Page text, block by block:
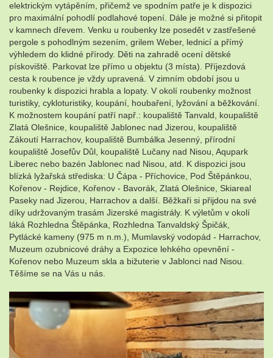
elektrickým vytápěním, přičemž ve spodním patře je k dispozici
pro maximální pohodlí podlahové topení. Dále je možné si přitopit
v kamnech dřevem. Venku u roubenky lze posedět v zastřešené
pergole s pohodlným sezením, grilem Weber, lednicí a přímý
výhledem do klidné přírody. Děti na zahradě ocení dětské
pískoviště. Parkovat lze přímo u objektu (3 místa). Příjezdová
cesta k roubence je vždy upravená. V zimním období jsou u
roubenky k dispozici hrabla a lopaty. V okolí roubenky možnost
turistiky, cykloturistiky, koupání, houbaření, lyžování a běžkování.
K možnostem koupání patří např.: koupaliště Tanvald, koupaliště
Zlatá Olešnice, koupaliště Jablonec nad Jizerou, koupaliště
Zákoutí Harrachov, koupaliště Bumbálka Jesenný, přírodní
koupaliště Josefův Důl, koupaliště Lučany nad Nisou, Aqupark
Liberec nebo bazén Jablonec nad Nisou, atd. K dispozici jsou
blízká lyžařská střediska: U Čápa - Příchovice, Pod Štěpánkou,
Kořenov - Rejdice, Kořenov - Bavorák, Zlatá Olešnice, Skiareal
Paseky nad Jizerou, Harrachov a další. Běžkaři si přijdou na své
díky udržovaným trasám Jizerské magistrály. K výletům v okolí
láká Rozhledna Štěpánka, Rozhledna Tanvaldský Špičák,
Pytlácké kameny (975 m n.m.), Mumlavský vodopád - Harrachov,
Muzeum ozubnicové dráhy a Expozice lehkého opevnění -
Kořenov nebo Muzeum skla a bižuterie v Jablonci nad Nisou.
Těšíme se na Vás u nás.